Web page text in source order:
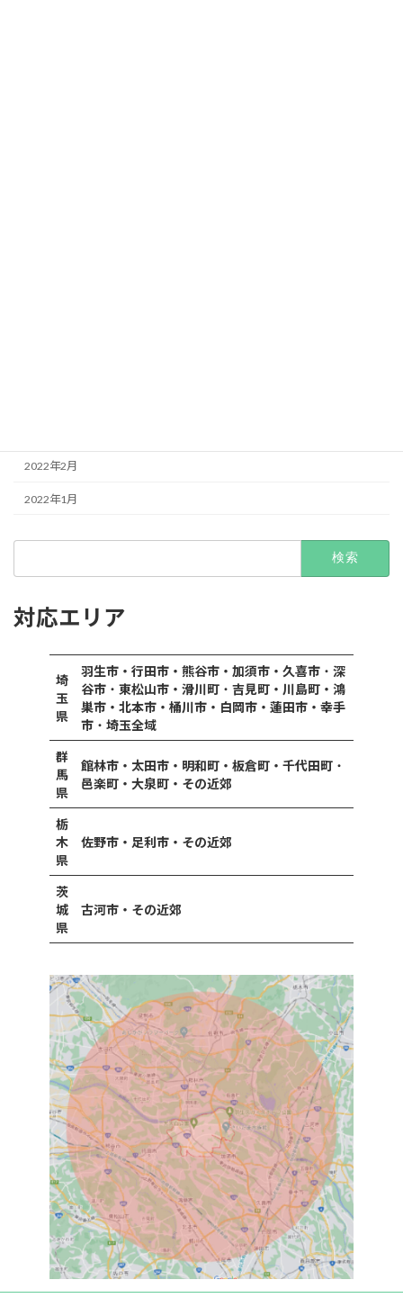
2022年2月
2022年1月
対応エリア
埼
玉
県
羽生市・行田市・熊谷市・加須市・久喜市 ・ 深
谷市 ・ 東松山市・滑川町 ・ 吉見町・川島町・鴻
巣市・北本市・桶川市・白岡市・蓮田市・幸手
市 ・ 埼玉全域
群
馬
県
館林市・太田市・明和町・板倉町・千代田町 ・
邑楽町・大泉町・その近郊
栃
木
県
佐野市・足利市・その近郊
茨
城
県
古河市・その近郊